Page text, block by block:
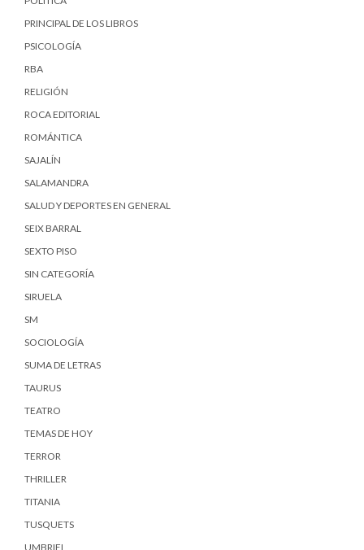
PRINCIPAL DE LOS LIBROS
PSICOLOGÍA
RBA
RELIGIÓN
ROCA EDITORIAL
ROMÁNTICA
SAJALÍN
SALAMANDRA
SALUD Y DEPORTES EN GENERAL
SEIX BARRAL
SEXTO PISO
SIN CATEGORÍA
SIRUELA
SM
SOCIOLOGÍA
SUMA DE LETRAS
TAURUS
TEATRO
TEMAS DE HOY
TERROR
THRILLER
TITANIA
TUSQUETS
UMBRIEL